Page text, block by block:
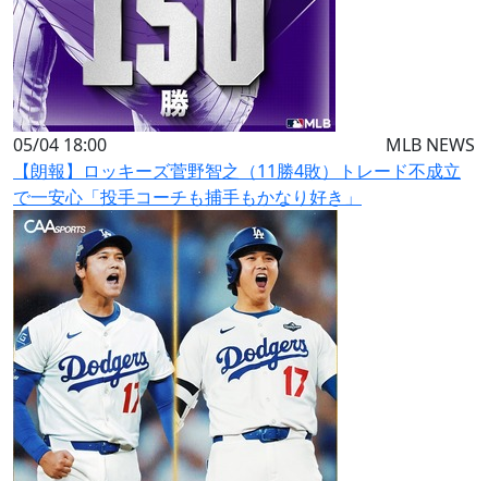
05/04 18:00
MLB NEWS
【朗報】ロッキーズ菅野智之（11勝4敗）トレード不成立
で一安心「投手コーチも捕手もかなり好き」